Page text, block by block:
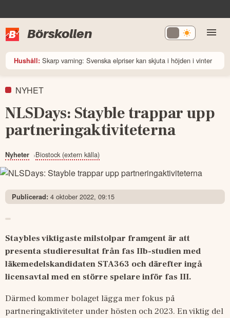
Börskollen
Hushåll: Skarp varning: Svenska elpriser kan skjuta i höjden i vinter
NYHET
NLSDays: Stayble trappar upp
partneringaktiviteterna
Nyheter Biostock (extern källa)
Publicerad: 4 oktober 2022, 09:15
Staybles viktigaste milstolpar framgent är att
presenta studieresultat från fas IIb-studien med
läkemedelskandidaten STA363 och därefter ingå
licensavtal med en större spelare inför fas III.
Därmed kommer bolaget lägga mer fokus på
partneringaktiviteter under hösten och 2023. En viktig del